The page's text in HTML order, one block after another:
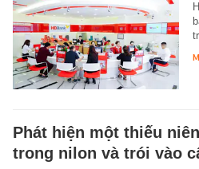
Phát hiện một thiếu
trong nilon và trói vào